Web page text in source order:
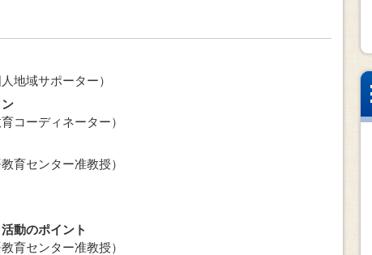
地域サポーター）
コーディネーター）
育センター准教授）
動のポイント
育センター准教授）